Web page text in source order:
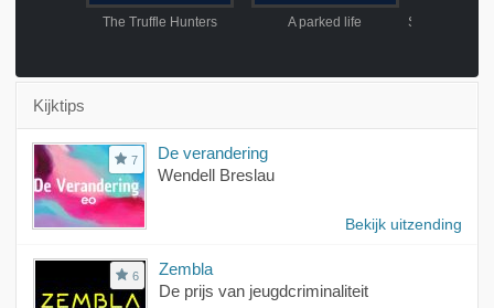
The Truffle Hunters A parked life
Kijktips
7
De verandering
Wendell Breslau
Bekijk uitzending
6
Zembla
De prijs van jeugdcriminaliteit